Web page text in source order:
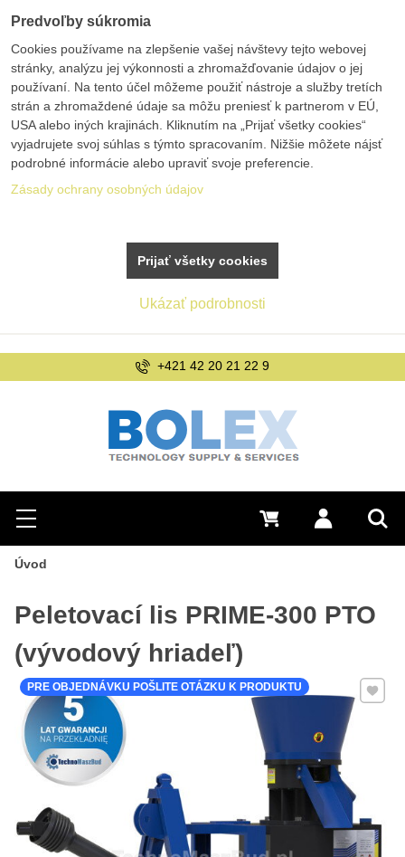
Hľadať
Menu Prihlásiť sa
0 €
info@bolex.sk
Úvod
Peletovací lis PRIME-300 PTO
(vývodový hriadeľ)
Pridať
PRE OBJEDNÁVKU POŠLITE OTÁZKU K PRODUKTU
Predvoľby súkromia
Cookies používame na zlepšenie vašej návštevy tejto webovej
stránky, analýzu jej výkonnosti a zhromažďovanie údajov o jej
používaní. Na tento účel môžeme použiť nástroje a služby tretích
strán a zhromaždené údaje sa môžu preniesť k partnerom v EÚ,
USA alebo iných krajinách. Kliknutím na „Prijať všetky cookies“
vyjadrujete svoj súhlas s týmto spracovaním. Nižšie môžete nájsť
podrobné informácie alebo upraviť svoje preferencie.
Zásady ochrany osobných údajov
Ukázať podrobnosti
Prijať všetky cookies